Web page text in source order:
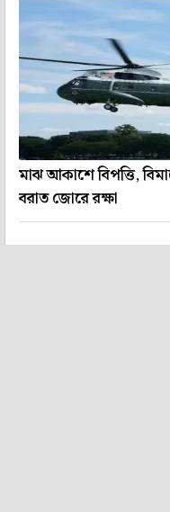
মাঝ আকাশে বিপত্তি,
বরাত জোরে রক্ষা